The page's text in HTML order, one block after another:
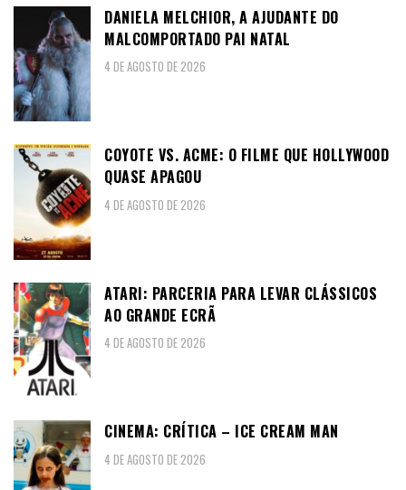
DANIELA MELCHIOR, A AJUDANTE DO
MALCOMPORTADO PAI NATAL
4 DE AGOSTO DE 2026
COYOTE VS. ACME: O FILME QUE HOLLYWOOD
QUASE APAGOU
4 DE AGOSTO DE 2026
ATARI: PARCERIA PARA LEVAR CLÁSSICOS
AO GRANDE ECRÃ
4 DE AGOSTO DE 2026
CINEMA: CRÍTICA – ICE CREAM MAN
4 DE AGOSTO DE 2026